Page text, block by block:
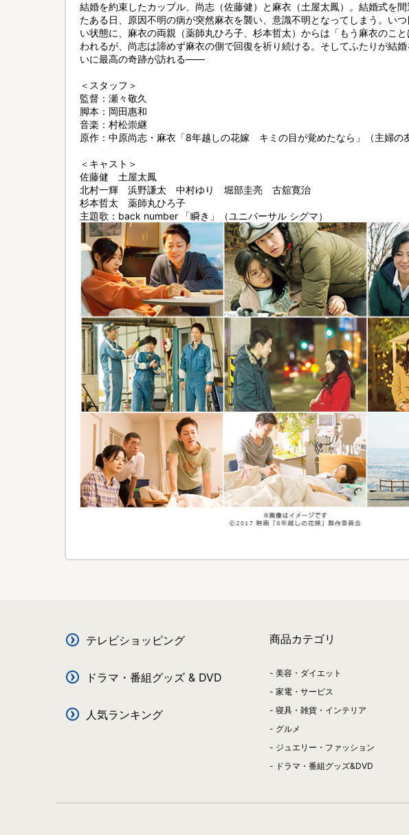
結婚を約束したカップル、尚志（佐藤健）と麻衣（土屋太鳳）。結婚式を
たある日、原因不明の病が突然麻衣を襲い、意識不明となってしまう。い
い状態に、麻衣の両親（薬師丸ひろ子、杉本哲太）からは「もう麻衣のこ
われるが、尚志は諦めず麻衣の側で回復を祈り続ける。そしてふたりが結
いに最高の奇跡が訪れる――
＜スタッフ＞
監督：瀬々敬久
脚本：岡田惠和
音楽：村松崇継
原作：中原尚志・麻衣「8年越しの花嫁 キミの目が覚めたなら」（主婦の
＜キャスト＞
佐藤健 土屋太鳳
北村一輝 浜野謙太 中村ゆり 堀部圭亮 古舘寛治
杉本哲太 薬師丸ひろ子
主題歌：back number 「瞬き」（ユニバーサル シグマ）
テレビショッピング
ドラマ・番組グッズ & DVD
人気ランキング
商品カテゴリ
美容・ダイエット
家電・サービス
寝具・雑貨・インテリア
グルメ
ジュエリー・ファッション
ドラマ・番組グッズ&DVD